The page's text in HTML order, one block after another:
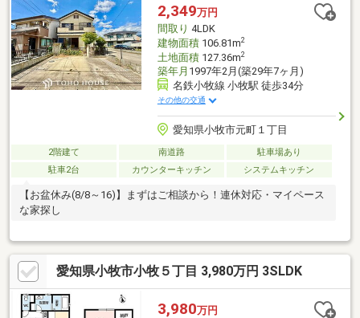
2,349万円
間取り 4LDK
建物面積106.81m2
土地面積127.36m2
築年月 1997年2月(築29年7ヶ月)
名鉄小牧線 小牧駅 徒歩34分
その他の交通
愛知県小牧市元町１丁目
2階建て 南道路
駐車場あり
駐車2台
カウンターキッチン システムキッチン
【お盆休み(8/8～16)】まずはご相談から！連休対応・マイペース
な家探し
愛知県小牧市小牧５丁目 3,980万円 3SLDK
3,980万円